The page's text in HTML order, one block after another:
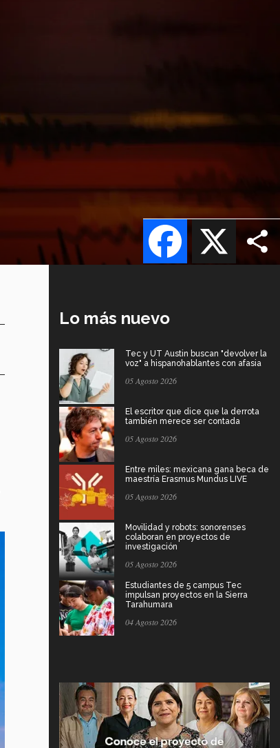
X
Facebook
Lo más nuevo
Tec y UT Austin buscan "devolver la
voz" a hispanohablantes con afasia
05 Agosto 2026
El escritor que dice que la derrota
también merece ser contada
05 Agosto 2026
Entre miles: mexicana gana beca de
maestría Erasmus Mundus LIVE
05 Agosto 2026
Movilidad y robots: sonorenses
colaboran en proyectos de
investigación
05 Agosto 2026
Estudiantes de 5 campus Tec
impulsan proyectos en la Sierra
Tarahumara
04 Agosto 2026